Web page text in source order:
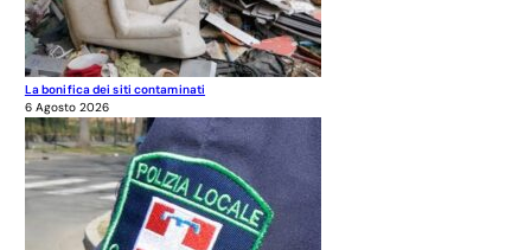
La bonifica dei siti contaminati
6 Agosto 2026